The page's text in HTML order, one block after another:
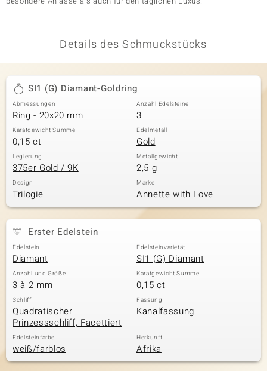
Details des Schmuckstücks
SI1 (G) Diamant-Goldring
Abmessungen
Ring - 20x20 mm
Anzahl Edelsteine
3
Karatgewicht Summe
0,15 ct
Edelmetall
Gold
Legierung
375er Gold / 9K
Metallgewicht
2,5 g
Design
Trilogie
Marke
Annette with Love
Erster Edelstein
Edelstein
Diamant
Edelsteinvarietät
SI1 (G) Diamant
Anzahl und Größe
3 à 2 mm
Karatgewicht Summe
0,15 ct
Schliff
Quadratischer
Prinzessschliff, Facettiert
Fassung
Kanalfassung
Edelsteinfarbe
weiß/farblos
Herkunft
Afrika